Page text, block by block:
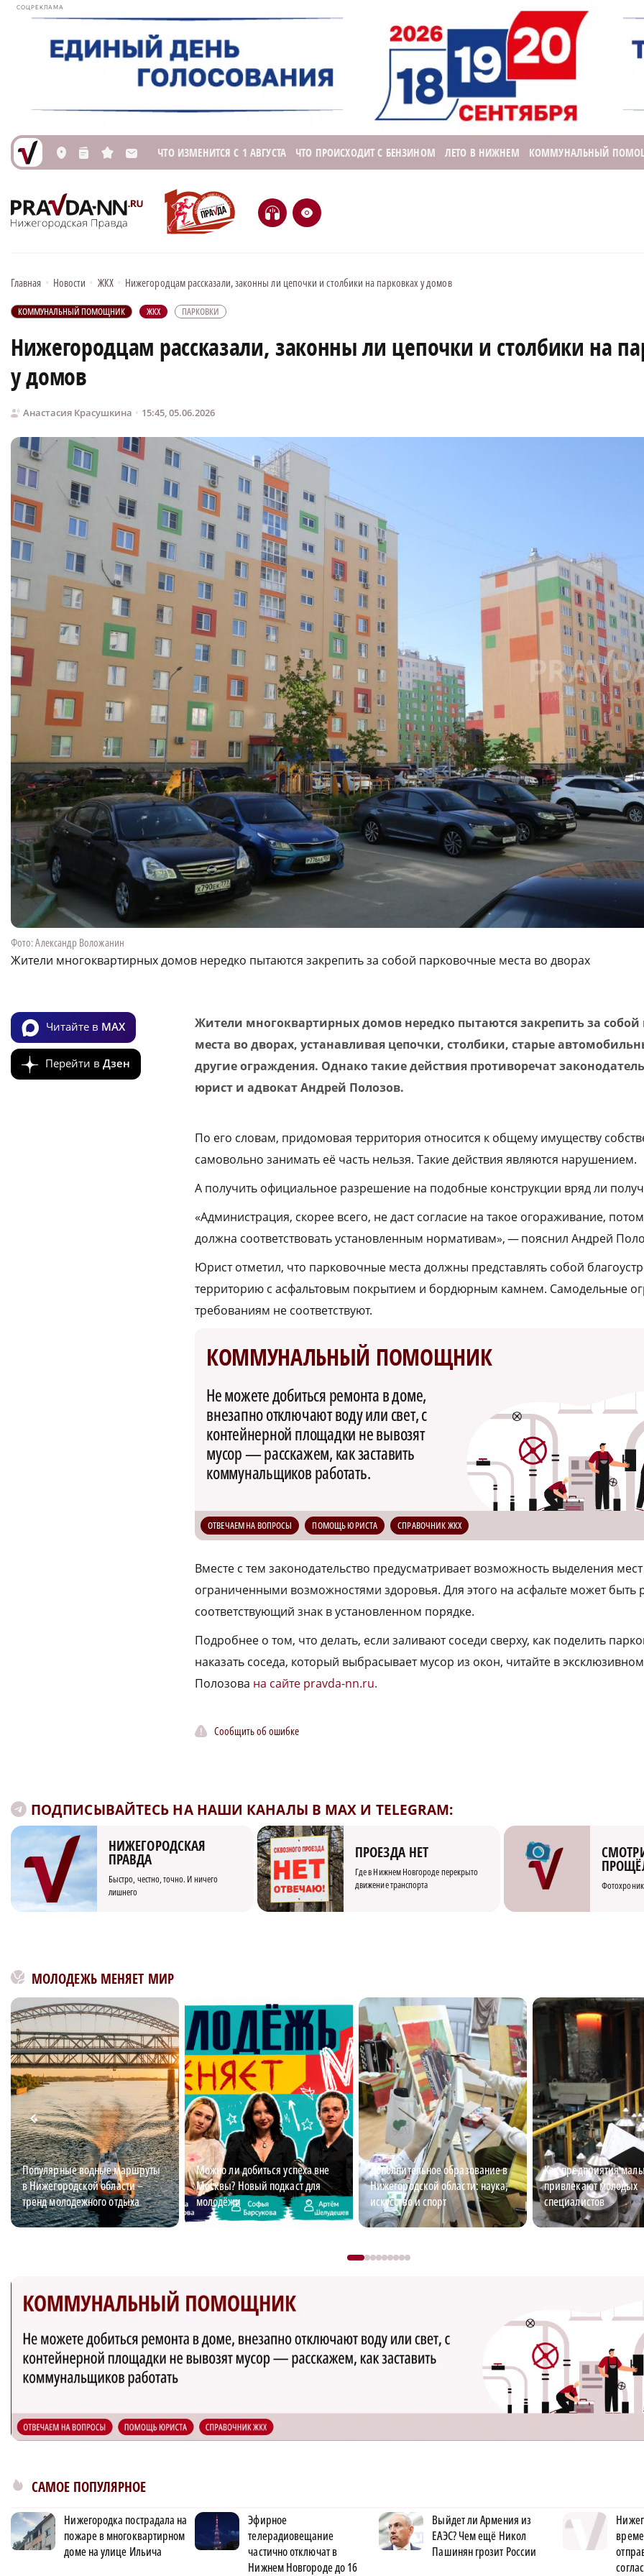
СОЦРЕКЛАМА
L n s M ЧТО ИЗМЕНИТСЯ С 1 АВГУСТА ЧТО ПРОИСХОДИТ С БЕНЗИНОМ ЛЕТО В НИЖНЕМ КОММУНАЛЬНЫЙ
H e
Главная • Новости • ЖКХ • Нижегородцам рассказали, законны ли цепочки и столбики на парковках у домов
КОММУНАЛЬНЫЙ ПОМОЩНИК ЖКХ ПАРКОВКИ
Нижегородцам рассказали, законны ли цепочки и столбики на
у домов
Анастасия Красушкина 15:45, 05.06.2026
Фото: Александр Воложанин
Жители многоквартирных домов нередко пытаются закрепить за собой парковочные места во дворах
Читайте в MAX
Перейти в Дзен
Жители многоквартирных домов нередко пытаются закрепить за
места во дворах, устанавливая цепочки, столбики, старые
другие ограждения. Однако такие действия противоречат
юрист и адвокат Андрей Полозов.
По его словам, придомовая территория относится к общему имуществу
самовольно занимать её часть нельзя. Такие действия являются нарушением.
А получить официальное разрешение на подобные конструкции вряд ли
«Администрация, скорее всего, не даст согласие на такое огораживание,
должна соответствовать установленным нормативам», — пояснил Андрей
Юрист отметил, что парковочные места должны представлять собой
территорию с асфальтовым покрытием и бордюрным камнем. Самодельные
требованиям не соответствуют.
КОММУНАЛЬНЫЙ ПОМОЩНИК
Не можете добиться ремонта в доме,
внезапно отключают воду или свет, с
контейнерной площадки не вывозят
мусор — расскажем, как заставить
коммунальщиков работать.
ОТВЕЧАЕМ НА ВОПРОСЫ ПОМОЩЬ ЮРИСТА СПРАВОЧНИК ЖКХ
Вместе с тем законодательство предусматривает возможность выделения
ограниченными возможностями здоровья. Для этого на асфальте может быть
соответствующий знак в установленном порядке.
Подробнее о том, что делать, если заливают соседи сверху, как поделить
наказать соседа, который выбрасывает мусор из окон, читайте в
Полозова на сайте pravda-nn.ru.
Сообщить об ошибке
ПОДПИСЫВАЙТЕСЬ НА НАШИ КАНАЛЫ В MAX И TELEGRAM:
НИЖЕГОРОДСКАЯ
ПРАВДА
Быстро, честно, точно. И ничего
лишнего
ПРОЕЗДА НЕТ
Где в Нижнем Новгороде перекрыто
движение транспорта
МОЛОДЕЖЬ МЕНЯЕТ МИР
Популярные водные маршруты
в Нижегородской области –
тренд молодежного отдыха
Можно ли добиться успеха вне
Москвы? Новый подкаст для
молодёжи
Дополнительное образование в
Нижегородской области: наука,
искусство и спорт
Как предприятия
привлекают молодых
специалистов
САМОЕ ПОПУЛЯРНОЕ
Нижегородка пострадала на
пожаре в многоквартирном
доме на улице Ильича
Эфирное
телерадиовещание
частично отключат в
Нижнем Новгороде до 16
Выйдет ли Армения из
ЕАЭС? Чем ещё Никол
Пашинян грозит России